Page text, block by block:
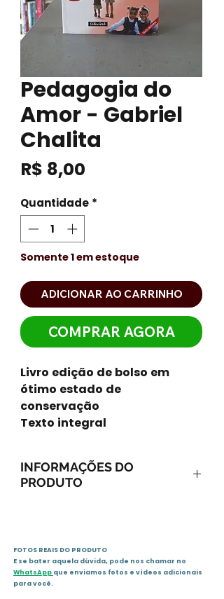
Pedagogia do
Amor - Gabriel
Chalita
R$ 8,00
Quantidade *
Somente 1 em estoque
ADICIONAR AO CARRINHO
COMPRAR AGORA
Livro edição de bolso em
ótimo estado de
conservação
Texto integral
INFORMAÇÕES DO
PRODUTO
Idioma: português
Editora: Editora Gente
FOTOS REAIS DO PRODUTO
E se bater aquela dúvida, pode nos chamar no
WhatsApp que enviamos fotos e vídeos adicionais
para você.